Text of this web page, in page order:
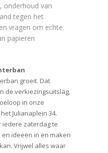
onderhoud van
tegen het
vragen om echte
papieren
groeit. Dat
de verkiezingsuitslag,
in onze
Julianaplein 34.
iedere zaterdag te
ideeën in en maken
Vrijwel alles waar